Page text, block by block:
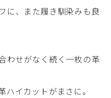
に、また履き馴染みも良
わせがなく続く一枚の革
イカットがまさに。